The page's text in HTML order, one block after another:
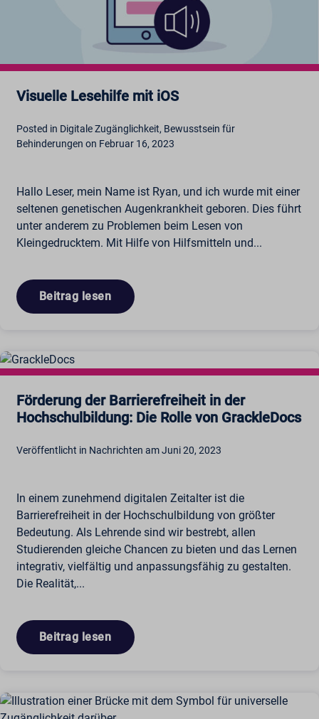
Visuelle Lesehilfe mit iOS
Posted in Digitale Zugänglichkeit, Bewusstsein für
Behinderungen on Februar 16, 2023
Hallo Leser, mein Name ist Ryan, und ich wurde mit einer
seltenen genetischen Augenkrankheit geboren. Dies führt
unter anderem zu Problemen beim Lesen von
Kleingedrucktem. Mit Hilfe von Hilfsmitteln und...
Beitrag lesen
Förderung der Barrierefreiheit in der
Hochschulbildung: Die Rolle von GrackleDocs
Veröffentlicht in Nachrichten am Juni 20, 2023
In einem zunehmend digitalen Zeitalter ist die
Barrierefreiheit in der Hochschulbildung von größter
Bedeutung. Als Lehrende sind wir bestrebt, allen
Studierenden gleiche Chancen zu bieten und das Lernen
integrativ, vielfältig und anpassungsfähig zu gestalten.
Die Realität,...
Beitrag lesen